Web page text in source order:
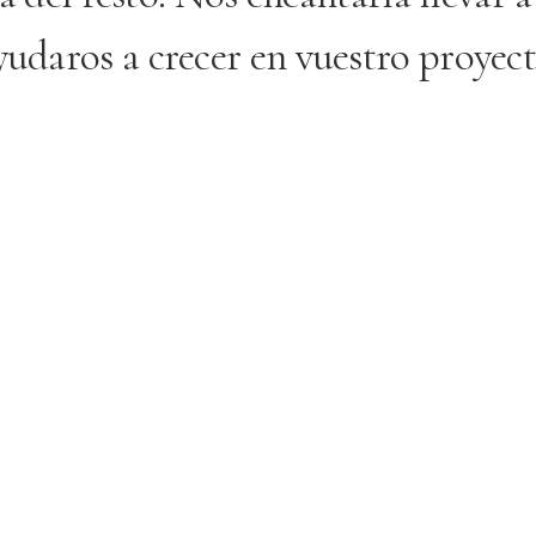
a crecer en vuestro